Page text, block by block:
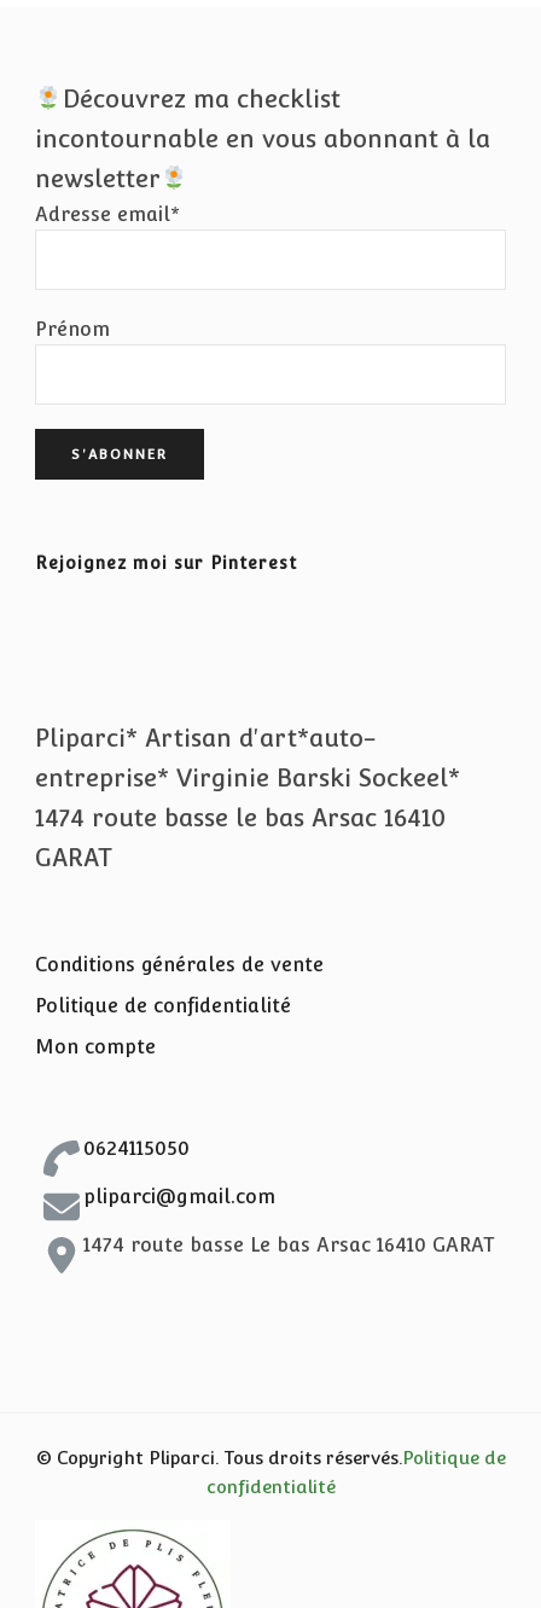
Découvrez ma checklist
incontournable en vous abonnant à la
newsletter
Adresse email*
Prénom
Rejoignez moi sur Pinterest
Pliparci* Artisan d'art*auto-
entreprise* Virginie Barski Sockeel*
1474 route basse le bas Arsac 16410
GARAT
Conditions générales de vente
Politique de confidentialité
Mon compte
0624115050
pliparci@gmail.com
1474 route basse Le bas Arsac 16410 GARAT
© Copyright Pliparci. Tous droits réservés.Politique de
confidentialité